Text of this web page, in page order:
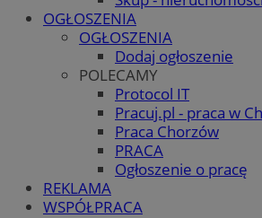
OGŁOSZENIA
OGŁOSZENIA
Dodaj ogłoszenie
POLECAMY
Protocol IT
Pracuj.pl - praca w
Praca Chorzów
PRACA
Ogłoszenie o pracę
REKLAMA
WSPÓŁPRACA